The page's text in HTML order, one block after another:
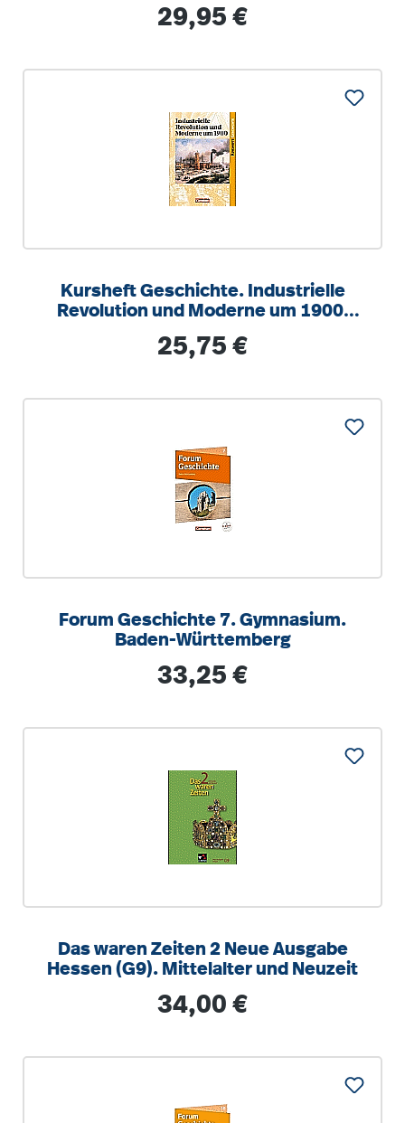
Regulärer Preis:
29,95 €
Kursheft Geschichte. Industrielle
Revolution und Moderne um 1900.
Regulärer Preis:
25,75 €
Forum Geschichte 7. Gymnasium.
Baden-Württemberg
Regulärer Preis:
33,25 €
Das waren Zeiten 2 Neue Ausgabe
Hessen (G9). Mittelalter und Neuzeit
Regulärer Preis:
34,00 €